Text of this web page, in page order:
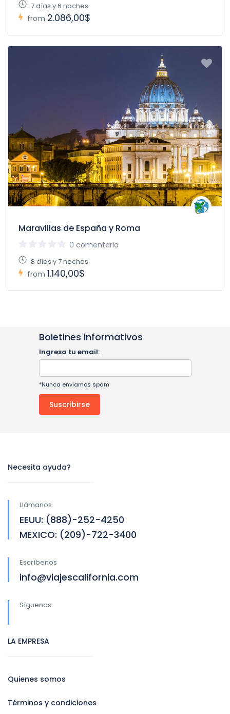
7 días y 6 noches
from 2.086,00$
Maravillas de España y Roma
0 comentario
8 días y 7 noches
from 1.140,00$
Boletines informativos
Ingresa tu email:
*Nunca enviamos spam
Necesita ayuda?
Llámanos
EEUU: (888)-252-4250
MEXICO: (209)-722-3400
Escríbenos
info@viajescalifornia.com
Síguenos
LA EMPRESA
Quienes somos
Términos y condiciones